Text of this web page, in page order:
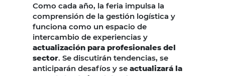
Como cada año, la feria impulsa la
comprensión de la gestión logística y
funciona como un espacio de
intercambio de experiencias y
actualización para profesionales del
sector. Se discutirán tendencias, se
anticiparán desafíos y se actualizará la